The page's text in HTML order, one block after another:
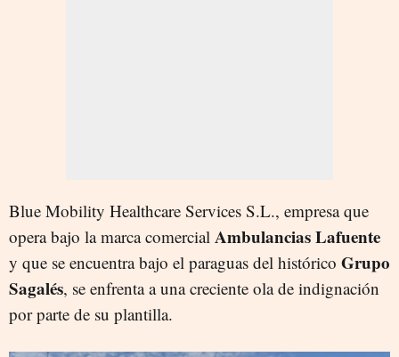
Blue Mobility Healthcare Services S.L., empresa que
opera bajo la marca comercial Ambulancias Lafuente
y que se encuentra bajo el paraguas del histórico Grupo
Sagalés, se enfrenta a una creciente ola de indignación
por parte de su plantilla.